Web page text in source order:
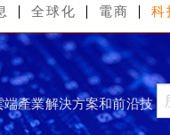
全球化 電商 科
產業解決方案和前沿技